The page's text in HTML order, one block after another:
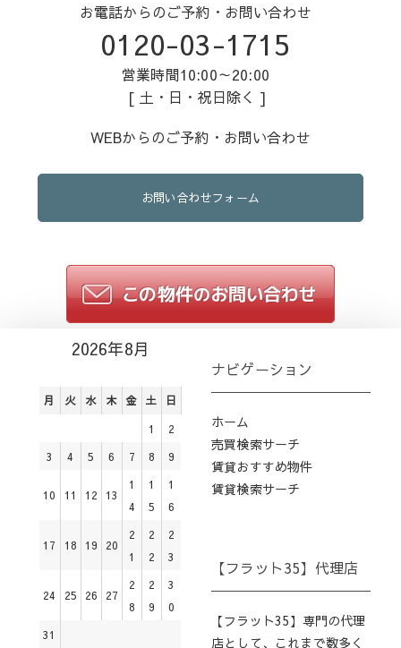
お電話からのご予約・お問い合わせ
0120-03-1715
営業時間10:00～20:00
[ 土・日・祝日除く ]
WEBからのご予約・お問い合わせ
お問い合わせフォーム
2026年8月
月 火 水 木 金 土 日
1
2
3
4 5 6 7 8 9
10 11 12 13
1
4
1
5
1
6
17 18 19 20
2
1
2
2
2
3
24 25 26 27
2
8
2
9
3
0
31
ナビゲーション
ホーム
売買検索サーチ
賃貸おすすめ物件
賃貸検索サーチ
【フラット35】代理店
【フラット35】専門の代理
店として、これまで数多く